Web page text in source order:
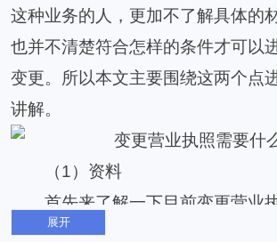
这种业务的人，更加不了解具体的
也并不清楚符合怎样的条件才可以
变更。所以本文主要围绕这两个点
讲解。
（1）资料
首先来了解一下目前变更营业
料，通常情况下整体的变更流程相
展开